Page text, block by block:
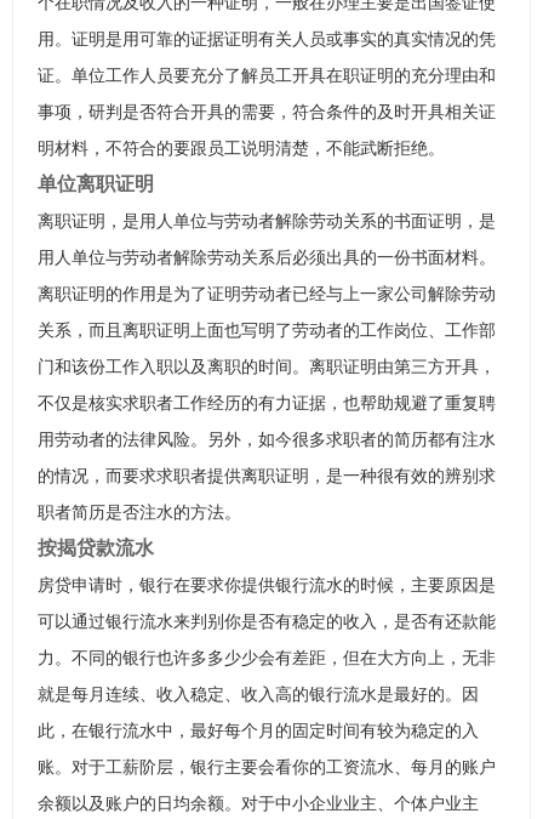
用。证明是用可靠的证据证明有关人员或事实的真实情况的凭
证。单位工作人员要充分了解员工开具在职证明的充分理由和
事项，研判是否符合开具的需要，符合条件的及时开具相关证
明材料，不符合的要跟员工说明清楚，不能武断拒绝。
单位离职证明
离职证明，是用人单位与劳动者解除劳动关系的书面证明，是
用人单位与劳动者解除劳动关系后必须出具的一份书面材料。
离职证明的作用是为了证明劳动者已经与上一家公司解除劳动
关系，而且离职证明上面也写明了劳动者的工作岗位、工作部
门和该份工作入职以及离职的时间。离职证明由第三方开具，
不仅是核实求职者工作经历的有力证据，也帮助规避了重复聘
用劳动者的法律风险。另外，如今很多求职者的简历都有注水
的情况，而要求求职者提供离职证明，是一种很有效的辨别求
职者简历是否注水的方法。
按揭贷款流水
房贷申请时，银行在要求你提供银行流水的时候，主要原因是
可以通过银行流水来判别你是否有稳定的收入，是否有还款能
力。不同的银行也许多多少少会有差距，但在大方向上，无非
就是每月连续、收入稳定、收入高的银行流水是最好的。因
此，在银行流水中，最好每个月的固定时间有较为稳定的入
账。对于工薪阶层，银行主要会看你的工资流水、每月的账户
余额以及账户的日均余额。对于中小企业业主、个体户业主